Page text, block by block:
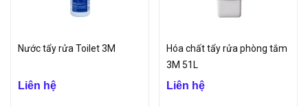
Nước tẩy rửa Toilet 3M
Liên hệ
Hóa chất tẩy rửa phòng tắm
3M 51L
Liên hệ